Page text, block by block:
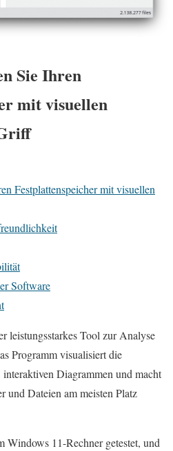
Sie Ihren
mit visuellen
Festplattenspeicher mit visuellen
Software
leistungsstarkes Tool zur Analyse
Programm visualisiert die
Diagrammen und macht
und Dateien am meisten Platz
Windows 11-Rechner getestet, und